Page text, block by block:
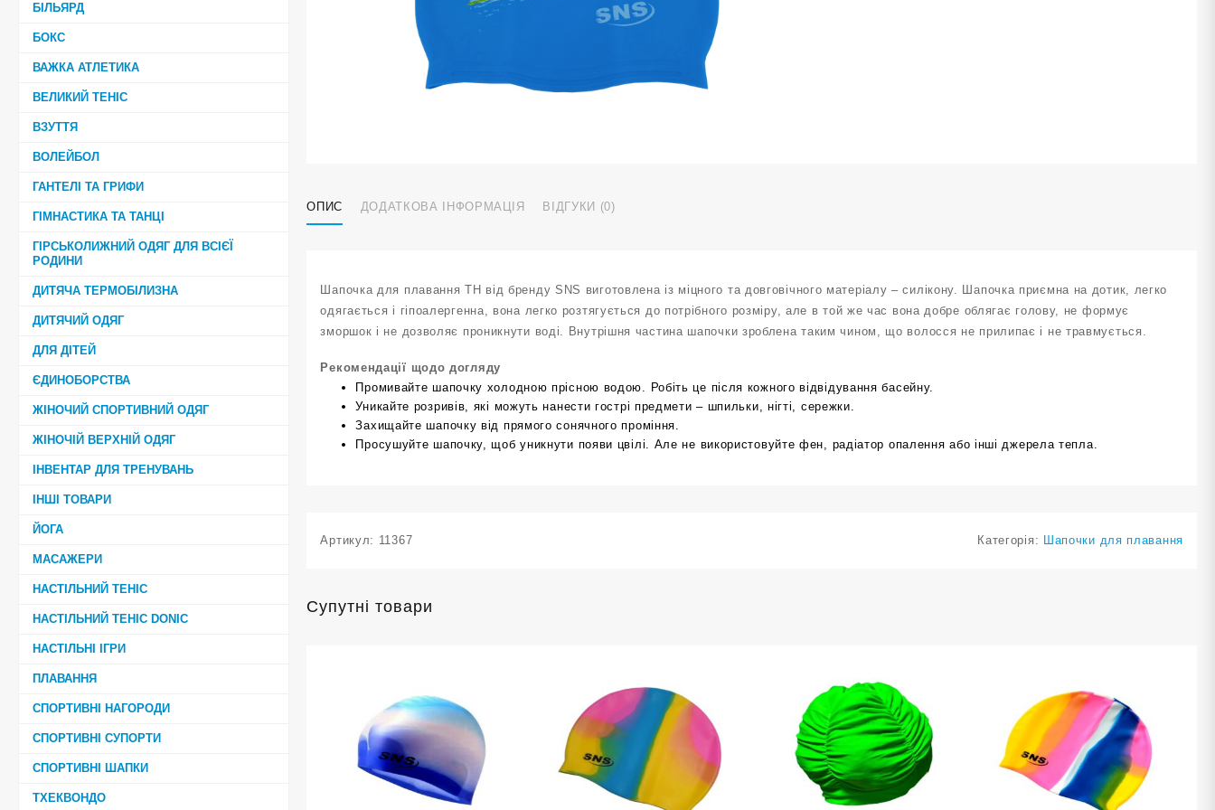
БІЛЬЯРД
БОКС
ВАЖКА АТЛЕТИКА
ВЕЛИКИЙ ТЕНІС
ВЗУТТЯ
ВОЛЕЙБОЛ
ГАНТЕЛІ ТА ГРИФИ
ГІМНАСТИКА ТА ТАНЦІ
ГІРСЬКОЛИЖНИЙ ОДЯГ ДЛЯ ВСІЄЇ
РОДИНИ
ДИТЯЧА ТЕРМОБІЛИЗНА
ДИТЯЧИЙ ОДЯГ
ДЛЯ ДІТЕЙ
ЄДИНОБОРСТВА
ЖІНОЧИЙ СПОРТИВНИЙ ОДЯГ
ЖІНОЧІЙ ВЕРХНІЙ ОДЯГ
ІНВЕНТАР ДЛЯ ТРЕНУВАНЬ
ІНШІ ТОВАРИ
ЙОГА
МАСАЖЕРИ
НАСТІЛЬНИЙ ТЕНІС
НАСТІЛЬНИЙ ТЕНІС DONIC
НАСТІЛЬНІ ІГРИ
ПЛАВАННЯ
СПОРТИВНІ НАГОРОДИ
СПОРТИВНІ СУПОРТИ
СПОРТИВНІ ШАПКИ
ТХЕКВОНДО
ОПИС ДОДАТКОВА ІНФОРМАЦІЯ ВІДГУКИ (0)
Шапочка для плавання TH від бренду SNS виготовлена із міцного та довговічного матеріалу – силікону. Шапочка приємна на дотик, легко
одягається і гіпоалергенна, вона легко розтягується до потрібного розміру, але в той же час вона добре облягає голову, не формує
зморшок і не дозволяє проникнути воді. Внутрішня частина шапочки зроблена таким чином, що волосся не прилипає і не травмується.
Рекомендації щодо догляду
Промивайте шапочку холодною прісною водою. Робіть це після кожного відвідування басейну.
Уникайте розривів, які можуть нанести гострі предмети – шпильки, нігті, сережки.
Захищайте шапочку від прямого сонячного проміння.
Просушуйте шапочку, щоб уникнути появи цвілі. Але не використовуйте фен, радіатор опалення або інші джерела тепла.
Артикул: 11367 Категорія: Шапочки для плавання
Супутні товари